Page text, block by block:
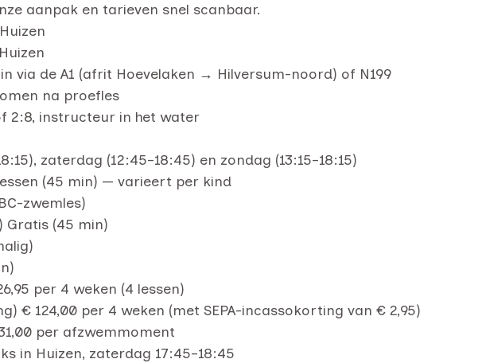
aanpak en tarieven snel scanbaar.
via de A1 (afrit Hoevelaken → Hilversum-noord) of N199
na proefles
2:8, instructeur in het water
zaterdag (12:45–18:45) en zondag (13:15–18:15)
(45 min) — varieert per kind
zwemles)
Gratis (45 min)
per 4 weken (4 lessen)
€ 124,00 per 4 weken (met SEPA-incassokorting van € 2,95)
per afzwemmoment
in Huizen, zaterdag 17:45–18:45